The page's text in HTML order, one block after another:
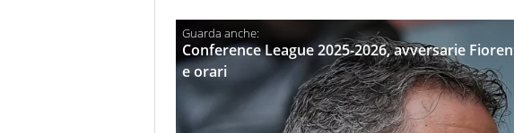
Conference League 2025-2026, avversarie
e orari